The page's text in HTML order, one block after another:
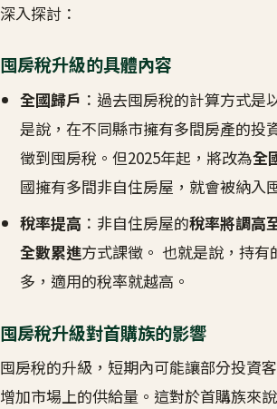
深入探討：
囤房稅升級的具體內容
全國歸戶 ：過去囤房稅的計算方式是
是說，在不同縣市擁有多間房產的投
徵到囤房稅。但2025年起，將改為全
國擁有多間非自住房屋，就會被納入
稅率提高 ：非自住房屋的稅率將調高
全數累進方式課徵。 也就是說，持有
多，適用的稅率就越高。
囤房稅升級對首購族的影響
囤房稅的升級，短期內可能讓部分投資客
增加市場上的供給量。這對於首購族來